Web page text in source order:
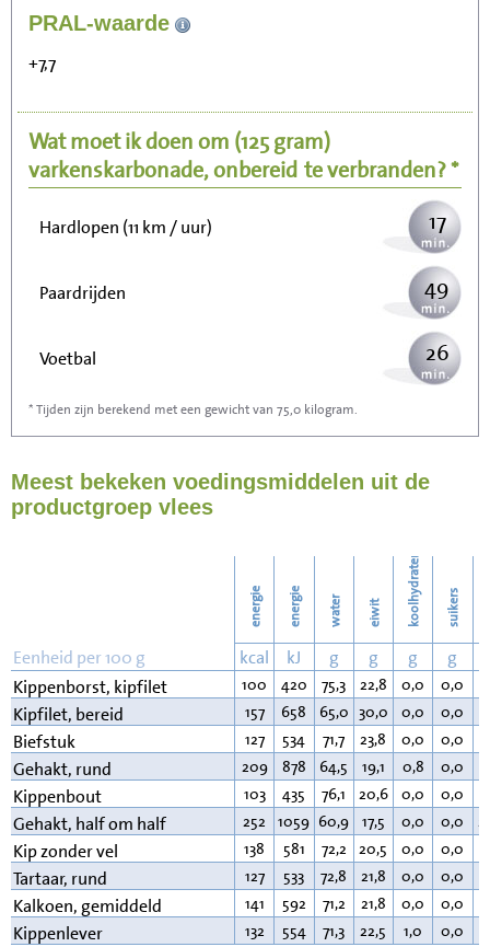
PRAL-waarde
+7,7
Wat moet ik doen om (125 gram)
varkenskarbonade, onbereid te verbranden? *
Zitten, tv kijken
Wandelen (5 km/uur) 44
Hardlopen (11 km / uur) 17
Paardrijden 49
Voetbal 26
Stofzuigen
Strijken 85
98
* Tijden zijn berekend met een gewicht van 75,0 kilogram.
Meest bekeken voedingsmiddelen uit de
productgroep vlees
energie energie water eiwit koolhydraten suikers
Eenheid per 100 g kcal kJ g g g g
Kippenborst, kipfilet
100 420 75,3 22,8 0,0 0,0
Kipfilet, bereid 157 658 65,0 30,0 0,0 0,0
Biefstuk 127 534 71,7 23,8 0,0 0,0
Gehakt, rund 209 878 64,5 19,1 0,8 0,0
Kippenbout 103 435 76,1 20,6 0,0 0,0
Gehakt, half om half 252 1059 60,9 17,5 0,0 0,0
Kip zonder vel 138 581 72,2 20,5 0,0 0,0
Tartaar, rund 127 533 72,8 21,8 0,0 0,0
Kalkoen, gemiddeld 141 592 71,2 21,8 0,0 0,0
Kippenlever 132 554 71,3 22,5 1,0 0,0